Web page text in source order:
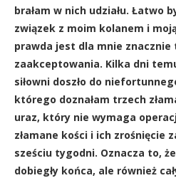
brałam w nich udziału. Łatwo
związek z moim kolanem i
prawda jest dla mnie znacznie
zaakceptowania. Kilka dni
siłowni doszło do
którego doznałam trzech
uraz, który nie wymaga
złamane kości i ich zrośnięcie
sześciu tygodni. Oznacza to,
dobiegły końca, ale również